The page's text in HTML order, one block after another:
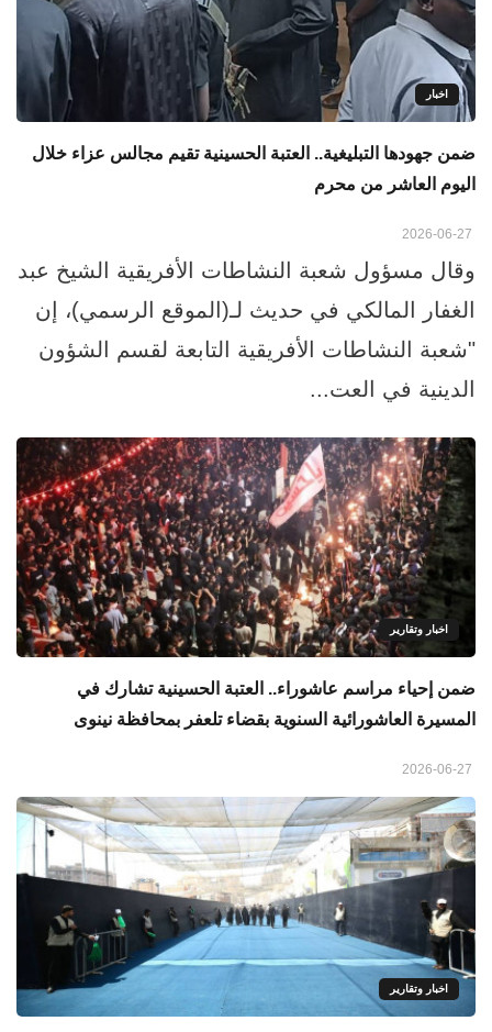
اخبار
ضمن جهودها التبليغية.. العتبة الحسينية تقيم مجالس عزاء خلال
اليوم العاشر من محرم
وقال مسؤول شعبة النشاطات الأفريقية الشيخ عبد
الغفار المالكي في حديث لـ(الموقع الرسمي)، إن
"شعبة النشاطات الأفريقية التابعة لقسم الشؤون
الدينية في العت...
اخبار وتقارير
ضمن إحياء مراسم عاشوراء.. العتبة الحسينية تشارك في
المسيرة العاشورائية السنوية بقضاء تلعفر بمحافظة نينوى
اخبار وتقارير